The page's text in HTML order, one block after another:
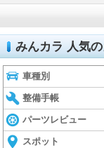
みんカラ 人気
車種別
整備手帳
パーツレビュー
スポット